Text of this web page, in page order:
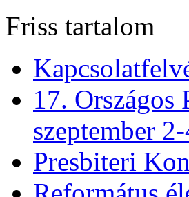
Friss tartalom
17. Országos
szeptember
Presbiteri